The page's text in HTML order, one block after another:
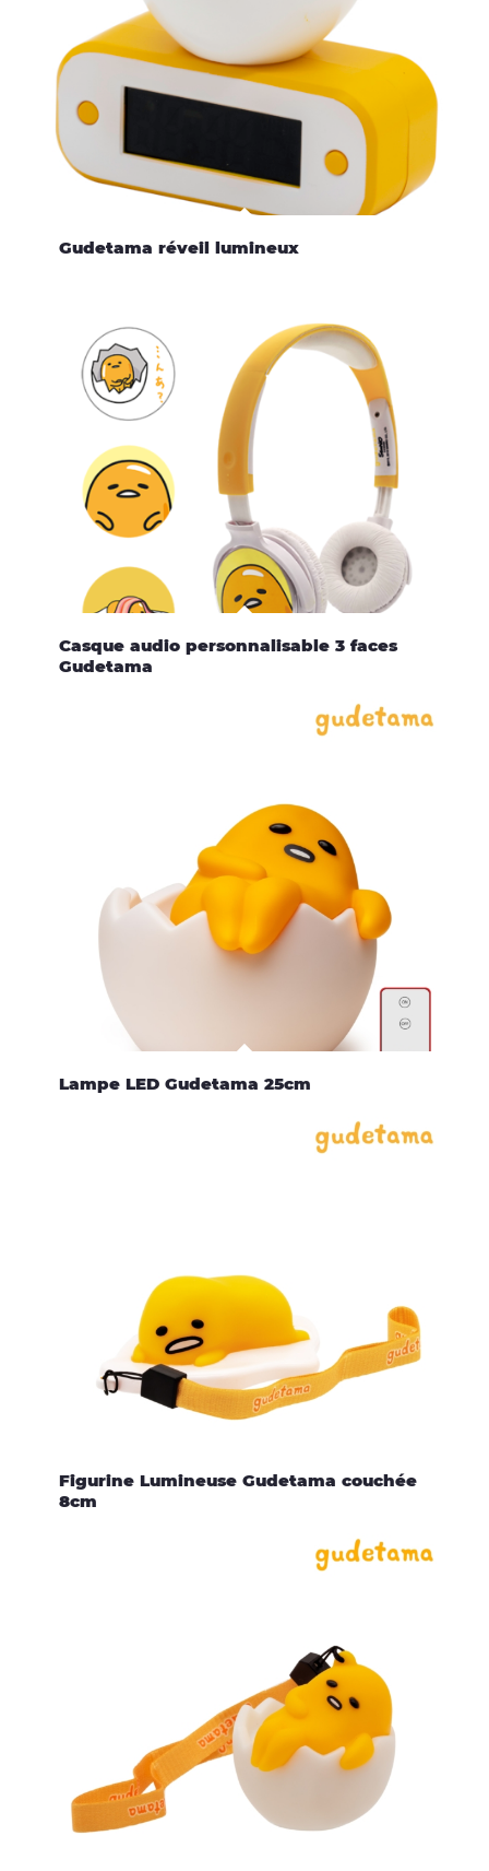
Gudetama réveil lumineux
Casque audio personnalisable 3 faces
Gudetama
Lampe LED Gudetama 25cm
Figurine Lumineuse Gudetama couchée
8cm